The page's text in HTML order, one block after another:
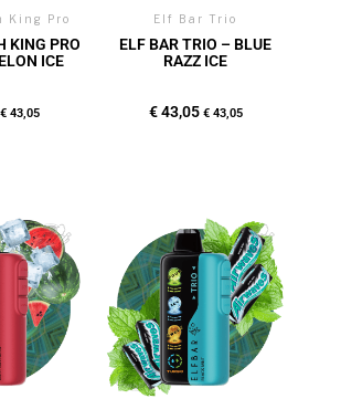
King Pro
KING PRO
ICE
€43,05
Elf Bar Trio
ELF BAR TRIO – BLUE
RAZZ ICE
€43,05 €43,05